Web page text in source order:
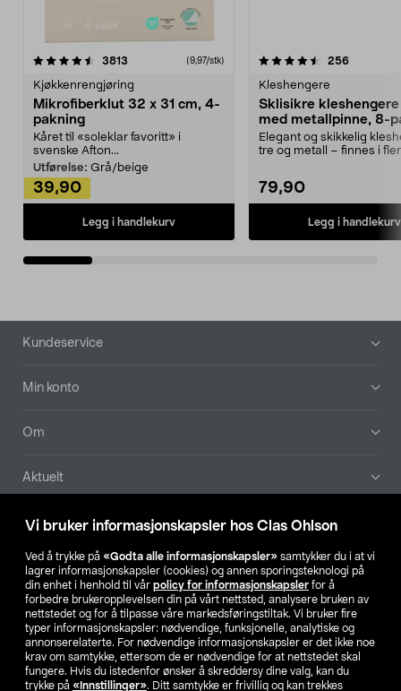
Vi bruker informasjonskapsler hos Clas Ohlson
Ved å trykke på «Godta alle informasjonskapsler» samtykker du i at vi
lagrer informasjonskapsler (cookies) og annen sporingsteknologi på
din enhet i henhold til vår policy for informasjonskapsler for å
forbedre brukeropplevelsen din på vårt nettsted, analysere bruken av
nettstedet og for å tilpasse våre markedsføringstiltak. Vi bruker fire
typer informasjonskapsler: nødvendige, funksjonelle, analytiske og
annonserelaterte. For nødvendige informasjonskapsler er det ikke noe
krav om samtykke, ettersom de er nødvendige for at nettstedet skal
fungere. Hvis du istedenfor ønsker å skreddersy dine valg, kan du
trykke på «Innstillinger». Ditt samtykke er frivillig og kan trekkes
3813 anmeldelser(9,97/stk)
Kjøkkenrengjøring
Mikrofiberklut 32 x 31 cm, 4-
pakning
Kåret til «soleklar favoritt» i
svenske Afton...
Utførelse: Grå/beige
39,90
Legg i handlekurv
4.5av 5 stjerner 256
Kleshengere
Sklisikre
med metallpinne, 8-
Elegant og skikkelig
tre og metall – finnes i
79,90
Legg i handlekurv
4.5av 5 stjerner
Bunntekst
Kundeservice
Min konto
Om
Aktuelt
Våre selskaper
Finn din butikk
SE NO FI